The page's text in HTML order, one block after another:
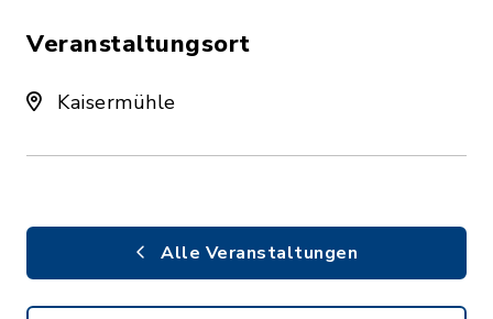
Veranstaltungsort
Kaisermühle
Alle Veranstaltungen